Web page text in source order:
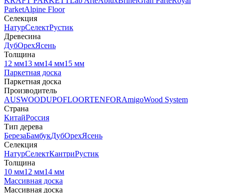
ParketAlpine Floor
Селекция
НатурСелектРустик
Древесина
ДубОрехЯсень
Толщина
12 мм13 мм14 мм15 мм
Паркетная доска
Паркетная доска
Производитель
AUSWOODUPOFLOORTENFORAmigoWood System
Страна
КитайРоссия
Тип дерева
БерезаБамбукДубОрехЯсень
Селекция
НатурСелектКантриРустик
Толщина
10 мм12 мм14 мм
Массивная доска
Массивная доска